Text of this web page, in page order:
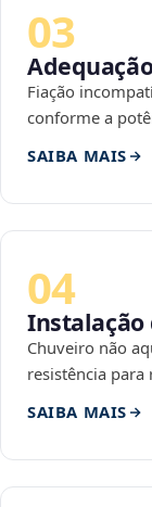
03
Fiação
conforme a
SAIBA MAIS
04
Instalação
Chuveiro não
resistência para
SAIBA MAIS